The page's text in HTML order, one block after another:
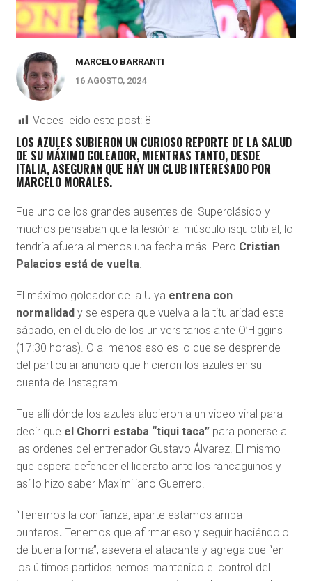
MARCELO BARRANTI
16 AGOSTO, 2024
Veces leído este post: 8
LOS AZULES SUBIERON UN CURIOSO REPORTE DE LA SALUD
DE SU MÁXIMO GOLEADOR, MIENTRAS TANTO, DESDE
ITALIA, ASEGURAN QUE HAY UN CLUB INTERESADO POR
MARCELO MORALES.
Fue uno de los grandes ausentes del Superclásico y
muchos pensaban que la lesión al músculo isquiotibial, lo
tendría afuera al menos una fecha más. Pero Cristian
Palacios está de vuelta.
El máximo goleador de la U ya entrena con
normalidad y se espera que vuelva a la titularidad este
sábado, en el duelo de los universitarios ante O’Higgins
(17:30 horas). O al menos eso es lo que se desprende
del particular anuncio que hicieron los azules en su
cuenta de Instagram.
Fue allí dónde los azules aludieron a un video viral para
decir que el Chorri estaba “tiqui taca”para ponerse a
las ordenes del entrenador Gustavo Álvarez. El mismo
que espera defender el liderato ante los rancagüinos y
así lo hizo saber Maximiliano Guerrero.
“Tenemos la confianza, aparte estamos arriba
punteros. Tenemos que afirmar eso y seguir haciéndolo
de buena forma”, asevera el atacante y agrega que “en
los últimos partidos hemos mantenido el control del